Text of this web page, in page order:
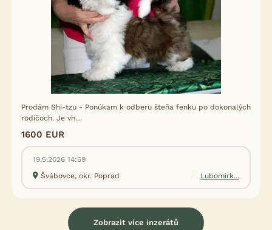
Prodám Shi-tzu - Ponúkam k odberu šteňa fenku po dokonalých
rodičoch. Je vh...
1600 EUR
19.5.2026 14:59
Švábovce, okr. Poprad
Lubomirk...
Zobrazit více inzerátů